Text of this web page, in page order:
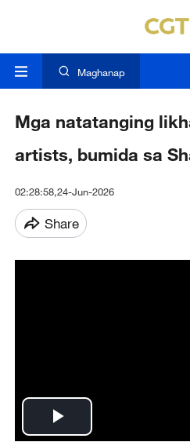
Maghanap
Mga natatanging
artists, bumida sa
02:28:58,24-Jun-2026
Share
Play